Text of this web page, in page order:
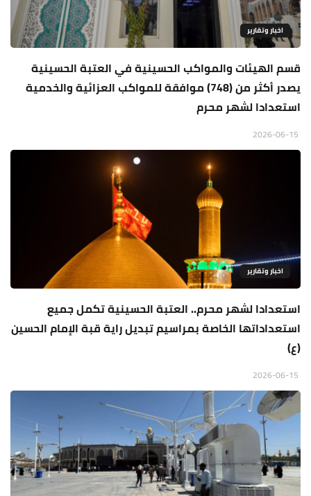
اخبار وتقارير
قسم الهيئات والمواكب الحسينية في العتبة الحسينية
يصدر أكثر من (748) موافقة للمواكب العزائية والخدمية
استعدادا لشهر محرم
اخبار وتقارير
استعدادا لشهر محرم.. العتبة الحسينية تكمل جميع
استعداداتها الخاصة بمراسيم تبديل راية قبة الإمام الحسين
(ع)